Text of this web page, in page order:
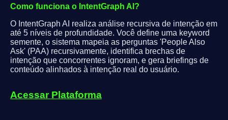
Como funciona o IntentGraph AI?
O IntentGraph AI realiza análise recursiva de intenção em
até 5 níveis de profundidade. Você define uma keyword
semente, o sistema mapeia as perguntas 'People Also
Ask' (PAA) recursivamente, identifica brechas de
intenção que concorrentes ignoram, e gera briefings de
conteúdo alinhados à intenção real do usuário.
Acessar Plataforma